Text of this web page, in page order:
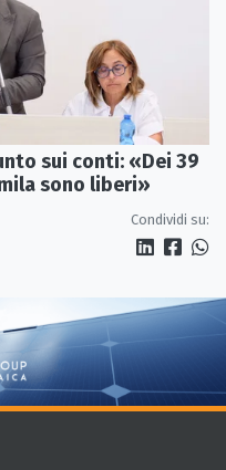
sui conti: «Dei 39
sono liberi»
Condividi su: